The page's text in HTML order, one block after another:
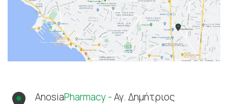
AnosiaPharmacy -Αγ. Δημήτριος